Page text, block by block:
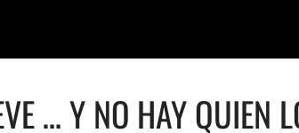
… Y NO HAY QUIEN